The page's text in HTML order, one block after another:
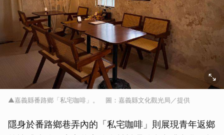
▲嘉義縣番路鄉「私宅咖啡」。 圖：嘉義縣文化觀光局／提供
隱身於番路鄉巷弄內的「私宅咖啡」則展現青年返鄉